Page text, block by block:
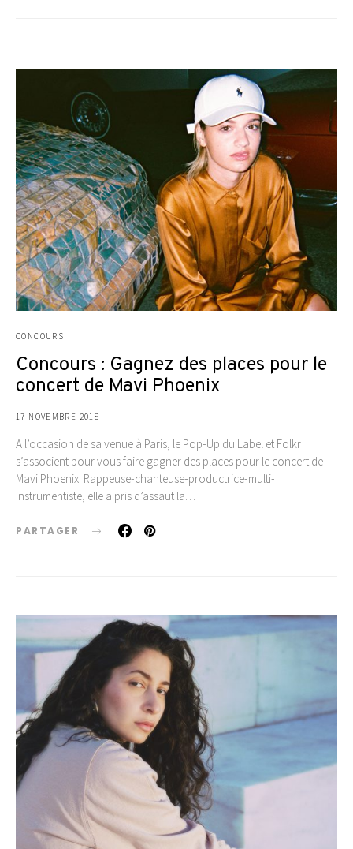
CONCOURS
Concours : Gagnez des places pour le
concert de Mavi Phoenix
17 NOVEMBRE 2018
A l’occasion de sa venue à Paris, le Pop-Up du Label et Folkr
s’associent pour vous faire gagner des places pour le concert de
Mavi Phoenix. Rappeuse-chanteuse-productrice-multi-
instrumentiste, elle a pris d’assaut la…
PARTAGER